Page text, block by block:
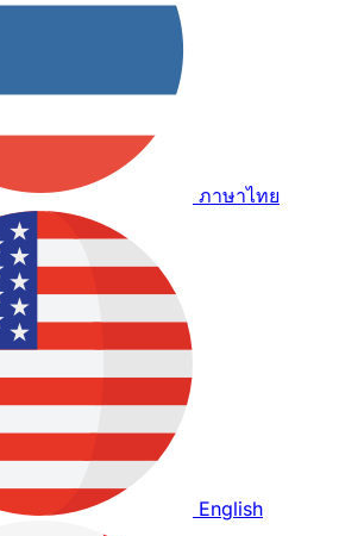
ภาษาไทย
English